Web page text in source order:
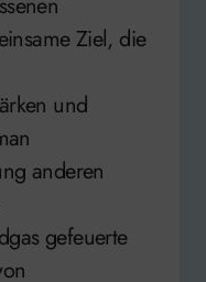
Ziel, die
und
anderen
gefeuerte